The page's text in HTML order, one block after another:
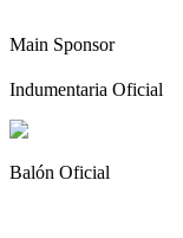
Main Sponsor
Indumentaria Oficial
Balón Oficial